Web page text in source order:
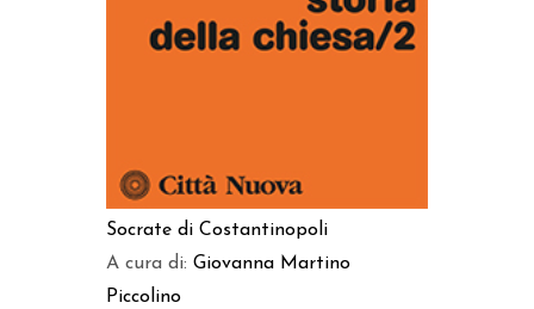
Socrate di Costantinopoli
A cura di: Giovanna Martino
Piccolino